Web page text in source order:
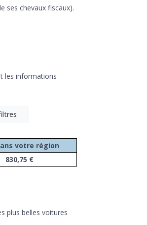
ses chevaux fiscaux).
les informations
votre région
830,75 €
plus belles voitures